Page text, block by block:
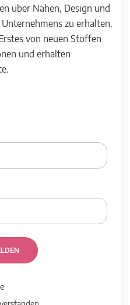
über Nähen, Design und
zu erhalten.
von neuen Stoffen
und erhalten